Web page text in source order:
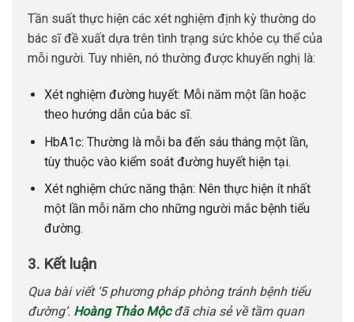
Tần suất thực hiện các xét nghiệm định kỳ thường do
bác sĩ đề xuất dựa trên tình trạng sức khỏe cụ thể của
mỗi người. Tuy nhiên, nó thường được khuyến nghị là:
Xét nghiệm đường huyết: Mỗi năm một lần hoặc
theo hướng dẫn của bác sĩ.
HbA1c: Thường là mỗi ba đến sáu tháng một lần,
tùy thuộc vào kiểm soát đường huyết hiện tại.
Xét nghiệm chức năng thận: Nên thực hiện ít nhất
một lần mỗi năm cho những người mắc bệnh tiểu
đường.
3. Kết luận
Qua bài viết ‘5 phương pháp phòng tránh bệnh tiểu
đường’. Hoàng Thảo Mộcđã chia sẻ về tầm quan